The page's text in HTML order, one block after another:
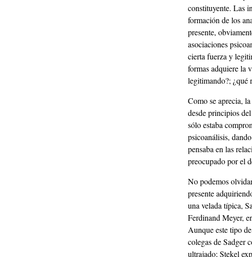
constituyente. Las
formación de los
presente,
asociaciones
cierta fuerza y
formas adquiere la
legitimando?; ¿qué
Como se aprecia,
desde principios
sólo estaba
psicoanálisis,
pensaba en las
preocupado por el
No podemos
presente
una velada típica,
Ferdinand Meyer,
Aunque este tipo
colegas de Sadger
ultrajado; Stekel